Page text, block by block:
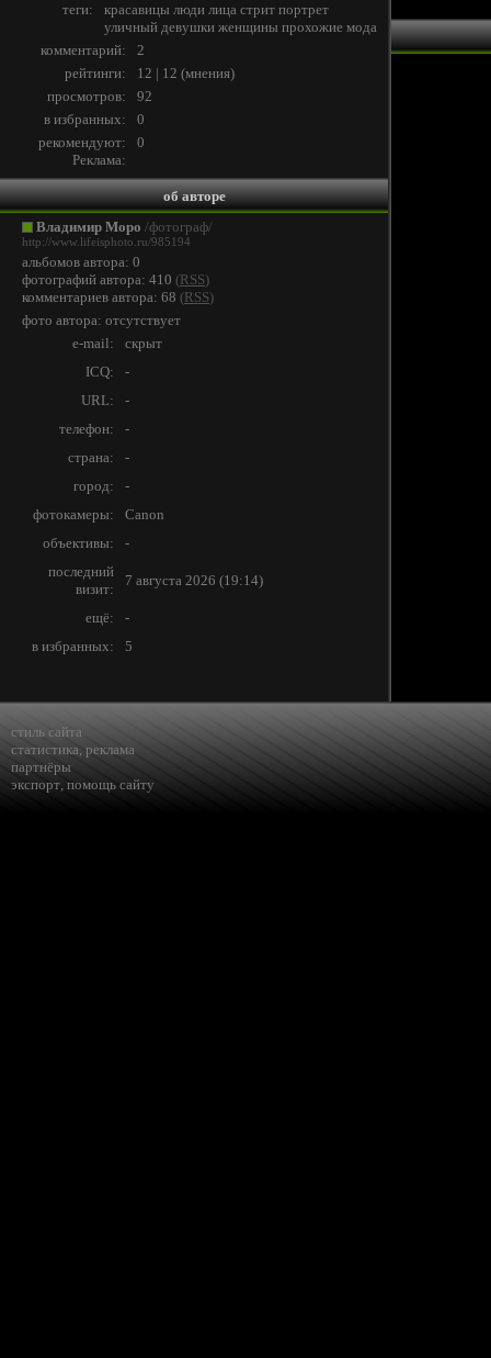
теги:
красавицы люди лица стрит портрет
уличный девушки женщины прохожие мода
комментарий:
2
рейтинги:
12 | 12 (мнения)
просмотров:
92
в избранных:
0
рекомендуют:
0
Реклама:
об авторе
Владимир Моро /фотограф/
http://www.lifeisphoto.ru/985194
альбомов автора: 0
фотографий автора: 410 (RSS)
комментариев автора: 68 (RSS)
фото автора: отсутствует
e-mail:
скрыт
ICQ:
-
URL:
-
телефон:
-
страна:
-
город:
-
фотокамеры:
Canon
объективы:
-
последний
визит:
7 августа 2026 (19:14)
ещё:
-
в избранных:
5
стиль сайта
статистика, реклама
партнёры
экспорт, помощь сайту